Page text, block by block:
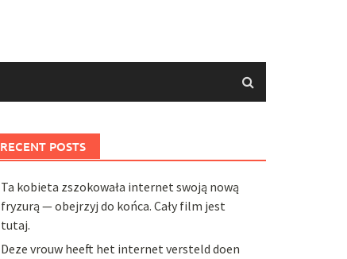
RECENT POSTS
Ta kobieta zszokowała internet swoją nową
fryzurą — obejrzyj do końca. Cały film jest
tutaj.
Deze vrouw heeft het internet versteld doen